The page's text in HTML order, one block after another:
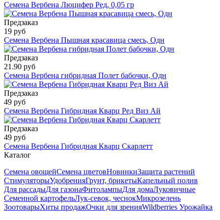
Семена Вербена Люцифер Ред, 0,05 гр
Предзаказ
19 руб
Семена Вербена Пышная красавица смесь, Одн
Предзаказ
21.90 руб
Семена Вербена гибридная Полет бабочки, Одн
Предзаказ
49 руб
Семена Вербена Гибридная Кварц Ред Виз Ай
Предзаказ
49 руб
Семена Вербена Гибридная Кварц Скарлетт
Каталог
Семена овощейСемена цветовНовинкиЗащита растений
СтимуляторыУдобренияГрунт, брикетыКапельный полив
Для рассадыДля газонаФитолампыДля домаЛуковичные
Семенной картофельЛук-севок, чеснокМикрозелень
ЗоотоварыХиты продажОчки для зренияWildberries Урожайка